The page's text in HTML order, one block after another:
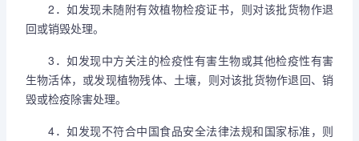
2．如发现未随附有效植物检疫证书，则对该批货物作退
回或销毁处理。
3．如发现中方关注的检疫性有害生物或其他检疫性有害
生物活体，或发现植物残体、土壤，则对该批货物作退回、销
毁或检疫除害处理。
4．如发现不符合中国食品安全法律法规和国家标准，则